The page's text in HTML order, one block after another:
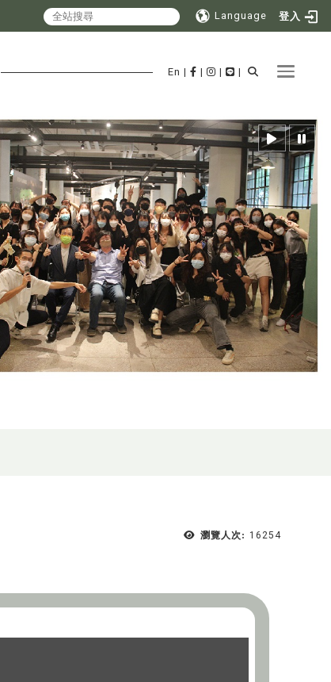
Language 登入
Toggle
En | | | |
瀏覽人次: 16254